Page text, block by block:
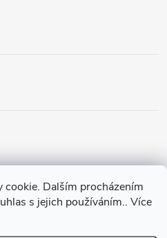
Dalším procházením
s jejich používáním.. Více
. Všechna práva vyhrazena.
Upravit
cookies